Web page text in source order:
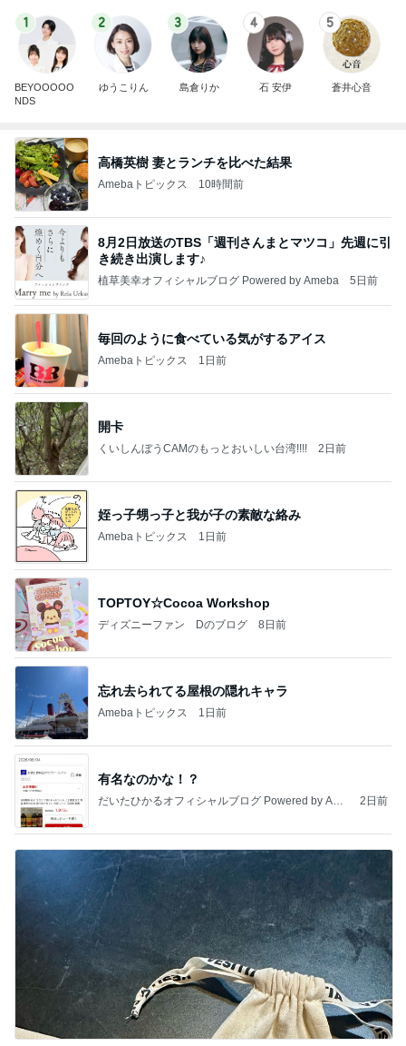
1
BEYOOOOO
NDS
2
ゆうこりん
3
島倉りか
4
石 安伊
5
蒼井心音
高橋英樹 妻とランチを比べた結果
Amebaトピックス 10時間前
8月2日放送のTBS「週刊さんまとマツコ」先週に引
き続き出演します♪
植草美幸オフィシャルブログ Powered by Ameba 5日前
毎回のように食べている気がするアイス
Amebaトピックス 1日前
開卡
くいしんぼうCAMのもっとおいしい台湾!!!! 2日前
姪っ子甥っ子と我が子の素敵な絡み
Amebaトピックス 1日前
TOPTOY☆Cocoa Workshop
ディズニーファン Dのブログ 8日前
忘れ去られてる屋根の隠れキャラ
Amebaトピックス 1日前
有名なのかな！？
だいたひかるオフィシャルブログ Powered by Ame
2日前